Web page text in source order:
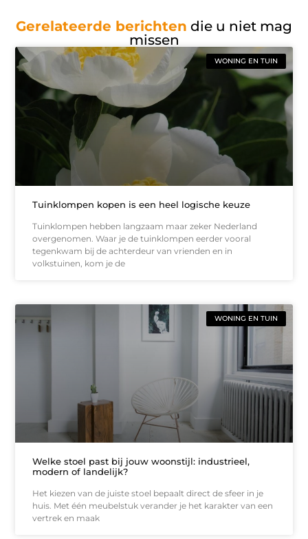
Gerelateerde berichten die u niet mag
missen
WONING EN TUIN
Tuinklompen kopen is een heel logische keuze
Tuinklompen hebben langzaam maar zeker Nederland
overgenomen. Waar je de tuinklompen eerder vooral
tegenkwam bij de achterdeur van vrienden en in
volkstuinen, kom je de
WONING EN TUIN
Welke stoel past bij jouw woonstijl: industrieel,
modern of landelijk?
Het kiezen van de juiste stoel bepaalt direct de sfeer in je
huis. Met één meubelstuk verander je het karakter van een
vertrek en maak